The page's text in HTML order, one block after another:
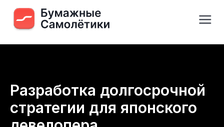
Разработка долгосрочной
стратегии для японского